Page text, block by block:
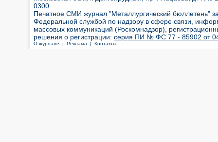
0300
Печатное СМИ журнал "Металлургический бюллетень"
Федеральной службой по надзору в сфере связи,
массовых коммуникаций (Роскомнадзор),
решения о регистрации: серия ПИ № ФС 77 - 85902 от 04
О журнале | Реклама | Контакты